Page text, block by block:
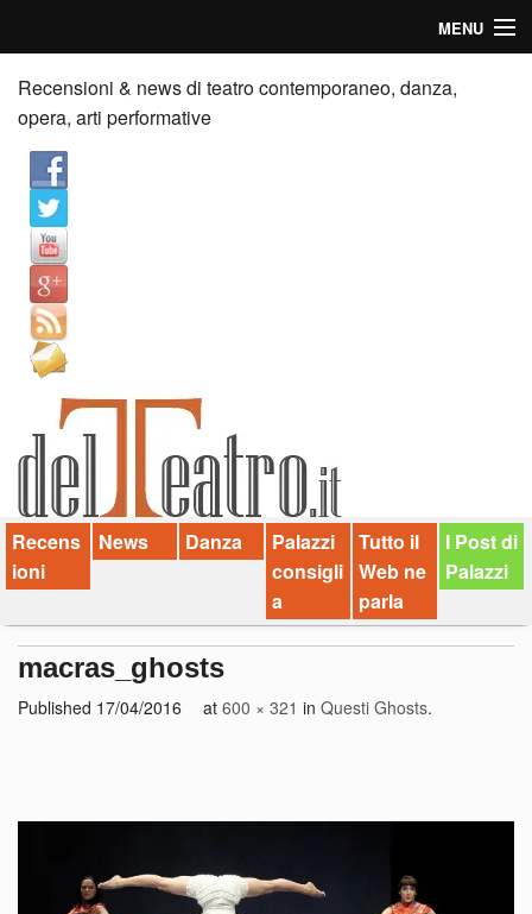
MENU
Home
Recensioni
Anticipazioni
News
Palazzi consiglia
Video
Chi siamo
Contatti
dT in English
Recensioni & news di teatro contemporaneo, danza,
opera, arti performative
Recens
ioni
News Danza
Palazzi
consigli
a
Tutto il
Web ne
parla
I Post di
Palazzi
macras_ghosts
Published 17/04/2016 at 600 × 321 in Questi Ghosts.